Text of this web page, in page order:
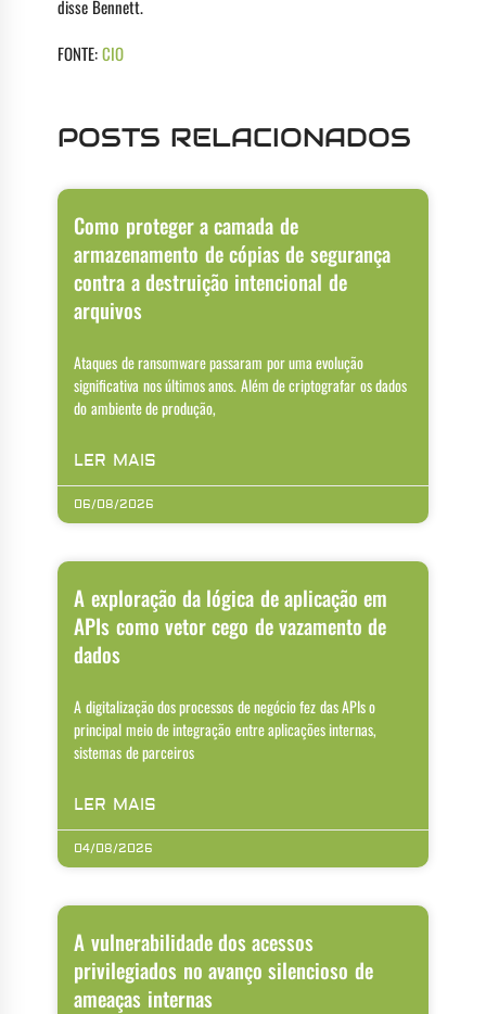
disse Bennett.
FONTE:CIO
POSTS RELACIONADOS
Como proteger a camada de
armazenamento de cópias de segurança
contra a destruição intencional de
arquivos
Ataques de ransomware passaram por uma evolução
significativa nos últimos anos. Além de criptografar os dados
do ambiente de produção,
LER MAIS
06/08/2026
A exploração da lógica de aplicação em
APIs como vetor cego de vazamento de
dados
A digitalização dos processos de negócio fez das APIs o
principal meio de integração entre aplicações internas,
sistemas de parceiros
LER MAIS
04/08/2026
A vulnerabilidade dos acessos
privilegiados no avanço silencioso de
ameaças internas